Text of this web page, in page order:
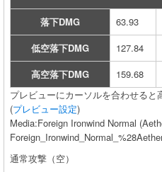
落下DMG
63.93
低空落下DMG
127.84
高空落下DMG
159.68
プレビューにカーソルを合わせると
(プレビュー設定)
Media:Foreign Ironwind Normal
通常攻撃（空）